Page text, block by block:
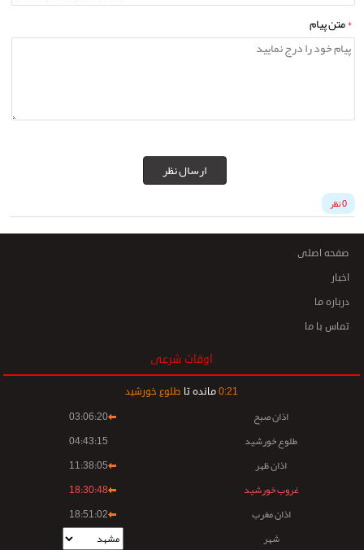
*متن پیام
ارسال نظر
0 نظر
صفحه اصلی
اخبار
درباره ما
تماس با ما
اوقات شرعی
0:21 مانده تا طلوع خورشید
اذان صبح
03:06:20
طلوع خورشید
04:43:15
اذان ظهر
11:38:05
غروب خورشید
18:30:48
اذان مغرب
18:51:02
شهر